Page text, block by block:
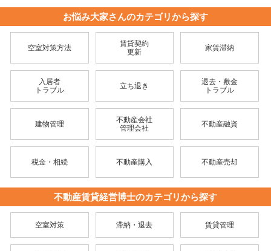
お悩み大家さんのカテゴリから探す
空室対策方法
賃貸契約
更新
家賃滞納
入居者
トラブル
立ち退き
退去・敷金
トラブル
建物管理
不動産会社
管理会社
不動産融資
税金・相続 不動産購入 不動産売却
不動産賃貸経営博士のカテゴリから探す
空室対策 滞納・退去 賃貸管理